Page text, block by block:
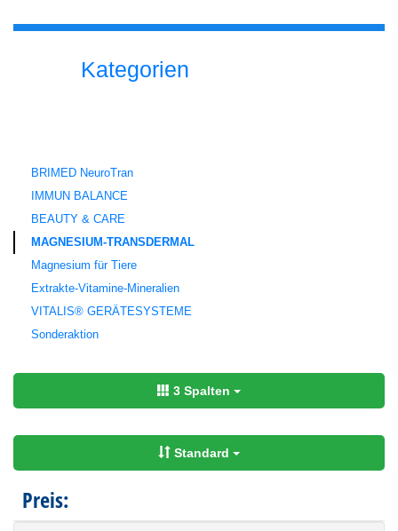
Kategorien
BRIMED NeuroTran
IMMUN BALANCE
BEAUTY & CARE
MAGNESIUM-TRANSDERMAL
Magnesium für Tiere
Extrakte-Vitamine-Mineralien
VITALIS® GERÄTESYSTEME
Sonderaktion
3 Spalten
Standard
Preis: